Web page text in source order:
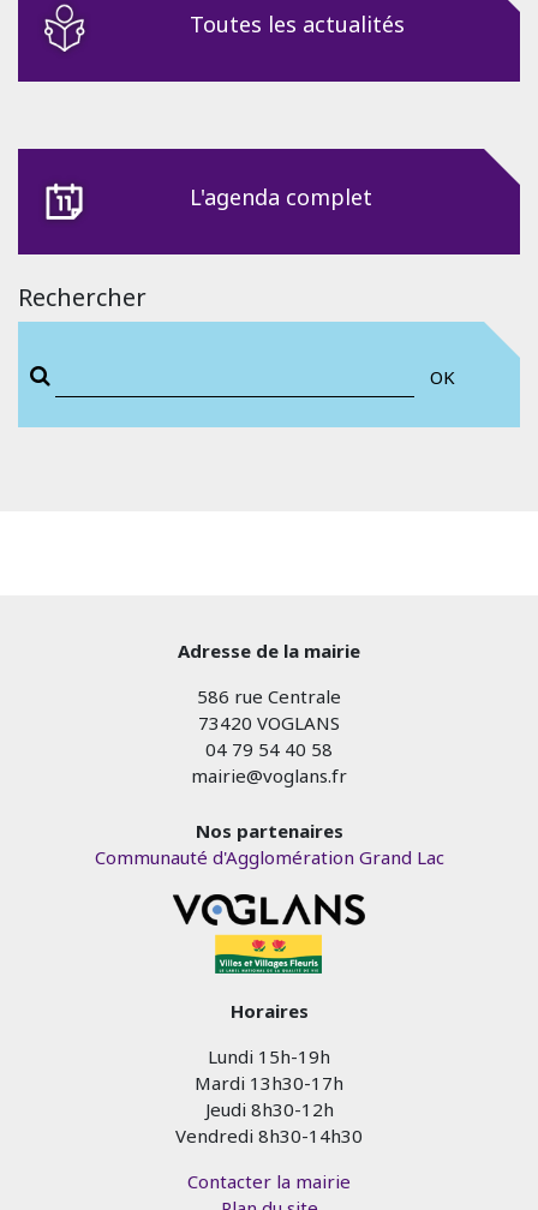
Toutes les actualités
L'agenda complet
Rechercher
OK
Adresse de la mairie
586 rue Centrale
73420 VOGLANS
04 79 54 40 58
mairie@voglans.fr
Nos partenaires
Communauté d'Agglomération Grand Lac
Horaires
Lundi 15h-19h
Mardi 13h30-17h
Jeudi 8h30-12h
Vendredi 8h30-14h30
Contacter la mairie